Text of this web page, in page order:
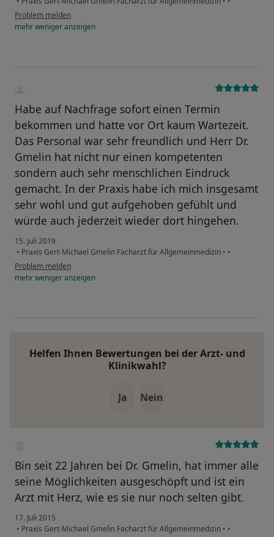
Problem melden
mehrwenigeranzeigen
Habe auf Nachfrage sofort einen Termin
bekommen und hatte vor Ort kaum Wartezeit.
Das Personal war sehr freundlich und Herr Dr.
Gmelin hat nicht nur einen kompetenten
sondern auch sehr menschlichen Eindruck
gemacht. In der Praxis habe ich mich insgesamt
sehr wohl und gut aufgehoben gefühlt und
würde auch jederzeit wieder dort hingehen.
15. Juli 2019
• Praxis Gert-Michael Gmelin Facharzt für Allgemeinmedizin • •
Problem melden
mehrwenigeranzeigen
Helfen Ihnen Bewertungen bei der Arzt- und
Klinikwahl?
Ja Nein
Bin seit 22 Jahren bei Dr. Gmelin, hat immer alle
seine Möglichkeiten ausgeschöpft und ist ein
Arzt mit Herz, wie es sie nur noch selten gibt.
17. Juli 2015
• Praxis Gert-Michael Gmelin Facharzt für Allgemeinmedizin • •